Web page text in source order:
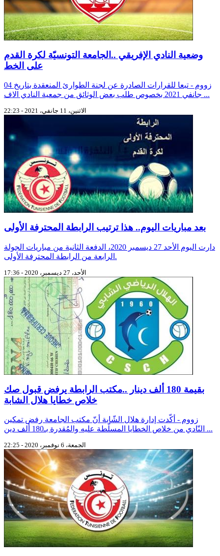
وضعية النادي الإفريقي ..الجامعة التونسيّة لكرة القدم
على الخط
زووم - تبعا للقرارات الصادرة عن لجنة الطوارئ المنعقدة بتاريخ 04
جانفي 2021 بخصوص طلب بعض الوثائق من جمعية النادي الاف ...
الاثنين، 11 جانفي، 2021 - 22:23
بعد مباريات اليوم.. هذا ترتيب الرابطة المحترفة الأولى
دارت اليوم الأحد 27 ديسمبر 2020، الدفعة الثانية من مباريات الجولة
الرابعة من الرابطة المحترفة الأولى.
الأحد، 27 ديسمبر، 2020 - 17:36
بقيمة 180 ألف دينار ..مكتب الرابطة يرفض قبول صك
خلاص خطايا هلال الشابة
زووم - أكّدت إدارة هلال الشّابة أنّ مكتب الجامعة رفض تمكين
النّادي من خلاص الخطايا المسلّطة عليه والمُقدرة بـ180 ألف دين ...
الجمعة، 6 نوفمبر، 2020 - 22:25